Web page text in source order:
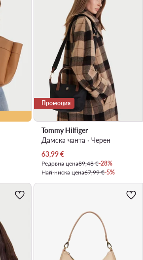
Промоция
Tommy Hilfiger
Дамска чанта · Черен
Актуална цена
63,99€
Редовна цена89,48 €-28%
Най-ниска цена67,99 €-5%